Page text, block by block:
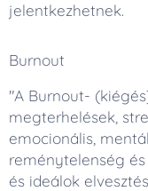
jelentkezhetnek.
Burnout
"A Burnout-
megterhelések,
emocionális,
reménytelenség
és ideálok